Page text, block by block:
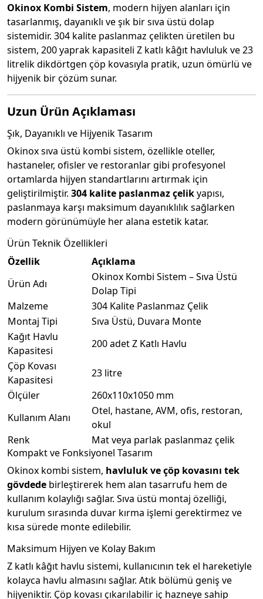
Okinox Kombi Sistem, modern hijyen alanları için
tasarlanmış, dayanıklı ve şık bir sıva üstü dolap
sistemidir. 304 kalite paslanmaz çelikten üretilen bu
sistem, 200 yaprak kapasiteli Z katlı kâğıt havluluk ve 23
litrelik dikdörtgen çöp kovasıyla pratik, uzun ömürlü ve
hijyenik bir çözüm sunar.
Uzun Ürün Açıklaması
Şık, Dayanıklı ve Hijyenik Tasarım
Okinox sıva üstü kombi sistem, özellikle oteller,
hastaneler, ofisler ve restoranlar gibi profesyonel
ortamlarda hijyen standartlarını artırmak için
geliştirilmiştir. 304 kalite paslanmaz çelikyapısı,
paslanmaya karşı maksimum dayanıklılık sağlarken
modern görünümüyle her alana estetik katar.
Ürün Teknik Özellikleri
Özellik
Açıklama
Ürün Adı
Okinox Kombi Sistem – Sıva Üstü
Dolap Tipi
Malzeme
304 Kalite Paslanmaz Çelik
Montaj Tipi
Sıva Üstü, Duvara Monte
Kağıt Havlu
Kapasitesi
200 adet Z Katlı Havlu
Çöp Kovası
Kapasitesi
23 litre
Ölçüler
260x110x1050 mm
Kullanım Alanı
Otel, hastane, AVM, ofis, restoran,
okul
Renk
Mat veya parlak paslanmaz çelik
Kompakt ve Fonksiyonel Tasarım
Okinox kombi sistem, havluluk ve çöp kovasını tek
gövdede birleştirerek hem alan tasarrufu hem de
kullanım kolaylığı sağlar. Sıva üstü montaj özelliği,
kurulum sırasında duvar kırma işlemi gerektirmez ve
kısa sürede monte edilebilir.
Maksimum Hijyen ve Kolay Bakım
Z katlı kâğıt havlu sistemi, kullanıcının tek el hareketiyle
kolayca havlu almasını sağlar. Atık bölümü geniş ve
hijyeniktir. Çöp kovası çıkarılabilir iç hazneye sahip